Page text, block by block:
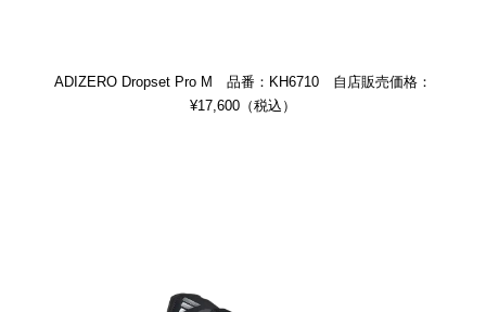
ADIZERO Dropset Pro M 品番：KH6710 自店販売価格：
¥17,600（税込）